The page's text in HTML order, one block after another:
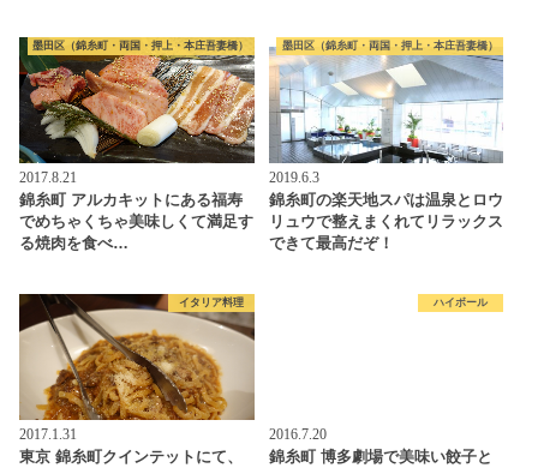
墨田区（錦糸町・両国・押上・本庄吾妻橋）
2017.8.21
錦糸町 アルカキットにある福寿
でめちゃくちゃ美味しくて満足す
る焼肉を食べ…
墨田区（錦糸町・両国・押上・本庄吾妻橋）
2019.6.3
錦糸町の楽天地スパは温泉とロウ
リュウで整えまくれてリラックス
できて最高だぞ！
イタリア料理
2017.1.31
東京 錦糸町クインテットにて、
ハイボール
2016.7.20
錦糸町 博多劇場で美味い餃子と